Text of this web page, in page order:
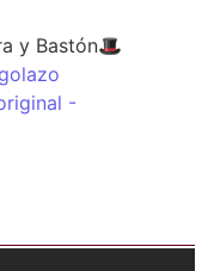
y Bastón🎩
-